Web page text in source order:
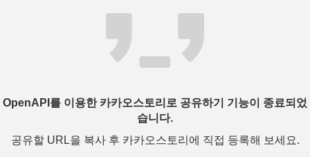
OpenAPI를 이용한 카카오스토리로 공유하기 기능이 종료되었
습니다.
공유할 URL을 복사 후 카카오스토리에 직접 등록해 보세요.